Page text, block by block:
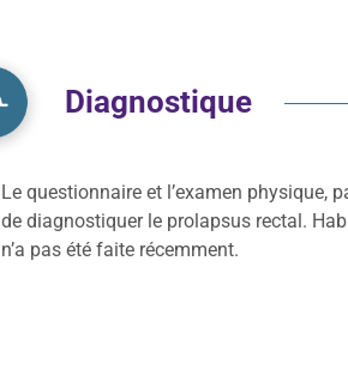
Diagnostique
Le questionnaire et l’examen physique,
de diagnostiquer le prolapsus rectal.
n’a pas été faite récemment.